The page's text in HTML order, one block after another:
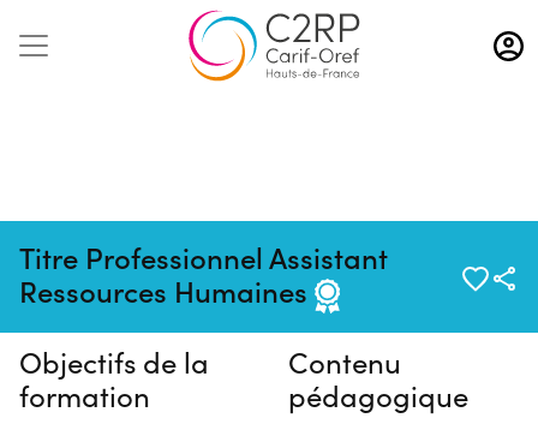
Aller
au
contenu
Titre Professionnel Assistant
Ressources Humaines
Pas de session programmée en
ce moment
Objectifs de la
formation
Contenu
pédagogique